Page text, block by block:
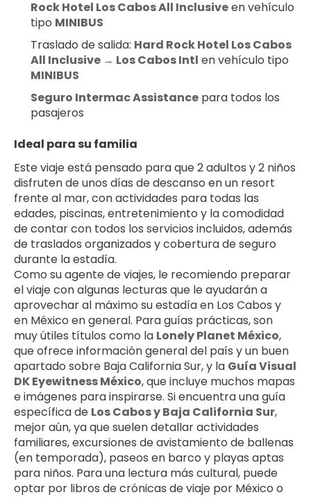
Rock Hotel Los Cabos All Inclusive en vehículo
tipo MINIBUS
Traslado de salida: Hard Rock Hotel Los Cabos
All Inclusive → Los Cabos Intl
MINIBUS
Seguro Intermac Assistance para todos los
pasajeros
Ideal para su familia
Este viaje está pensado para que 2 adultos y 2 niños
disfruten de unos días de descanso en un resort
frente al mar, con actividades para todas las
edades, piscinas, entretenimiento y la comodidad
de contar con todos los servicios incluidos, además
de traslados organizados y cobertura de seguro
durante la estadía.
Como su agente de viajes, le recomiendo preparar
el viaje con algunas lecturas que le ayudarán a
aprovechar al máximo su estadía en Los Cabos y
en México en general. Para guías prácticas, son
muy útiles títulos como la Lonely Planet México,
que ofrece información general del país y un buen
apartado sobre Baja California Sur, y la Guía Visual
DK Eyewitness México, que incluye muchos mapas
e imágenes para inspirarse. Si encuentra una guía
específica de Los Cabos y Baja California Sur,
mejor aún, ya que suelen detallar actividades
familiares, excursiones de avistamiento de ballenas
(en temporada), paseos en barco y playas aptas
para niños. Para una lectura más cultural, puede
optar por libros de crónicas de viaje por México o